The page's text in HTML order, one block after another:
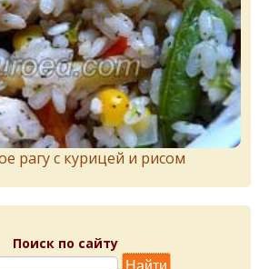
рагу с курицей и рисом
Поиск по сайту